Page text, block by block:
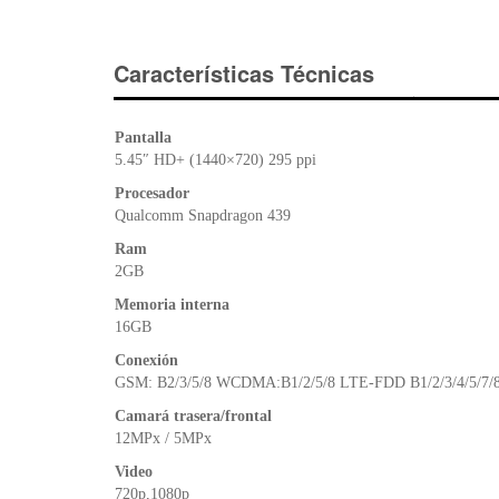
Características Técnicas
Pantalla
5.45″ HD+ (1440×720) 295 ppi
Procesador
Qualcomm Snapdragon 439
Ram
2GB
Memoria interna
16GB
Conexión
GSM: B2/3/5/8 WCDMA:B1/2/5/8 LTE-FDD B1/2/3/4/5/
Camará trasera/frontal
12MPx / 5MPx
Video
720p,1080p